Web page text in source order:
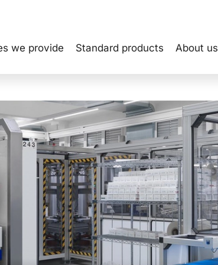
we provide Standard products About us